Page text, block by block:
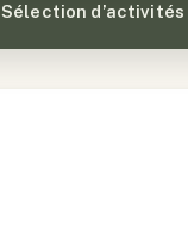
Sélection d’activités